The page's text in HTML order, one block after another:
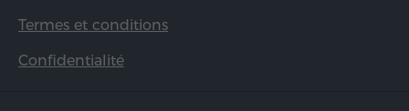
Termes et conditions
Confidentialité